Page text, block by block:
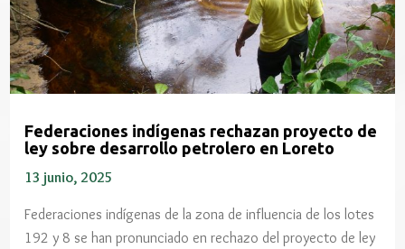
Federaciones indígenas rechazan proyecto de
ley sobre desarrollo petrolero en Loreto
13 junio, 2025
Federaciones indígenas de la zona de influencia de los lotes
192 y 8 se han pronunciado en rechazo del proyecto de ley